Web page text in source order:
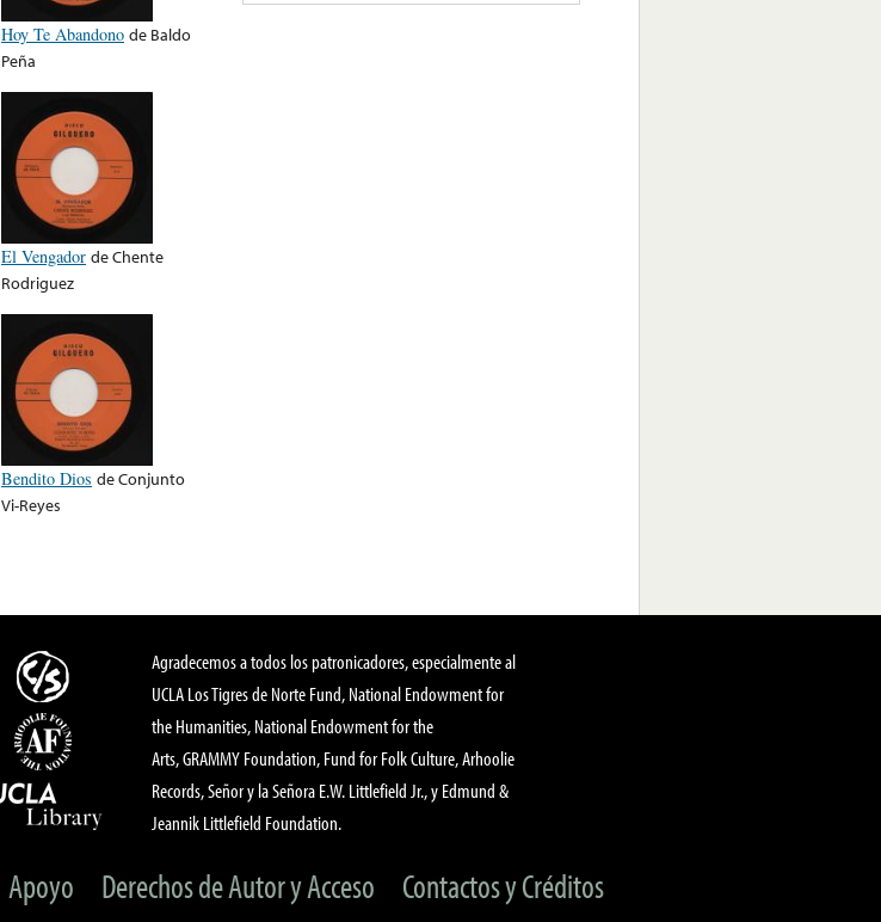
Hoy Te Abandono de Baldo
Peña
El Vengador deChente
Rodriguez
Bendito Dios deConjunto
Vi-Reyes
Agradecemos a todos los patronicadores, especialmente al
UCLA Los Tigres de Norte Fund, National Endowment for
the Humanities, National Endowment for the
Arts, GRAMMY Foundation, Fund for Folk Culture, Arhoolie
Records, Señor y la Señora E.W. Littlefield Jr., y Edmund &
Jeannik Littlefield Foundation.
Apoyo Derechos de Autor y Acceso Contactos y Créditos